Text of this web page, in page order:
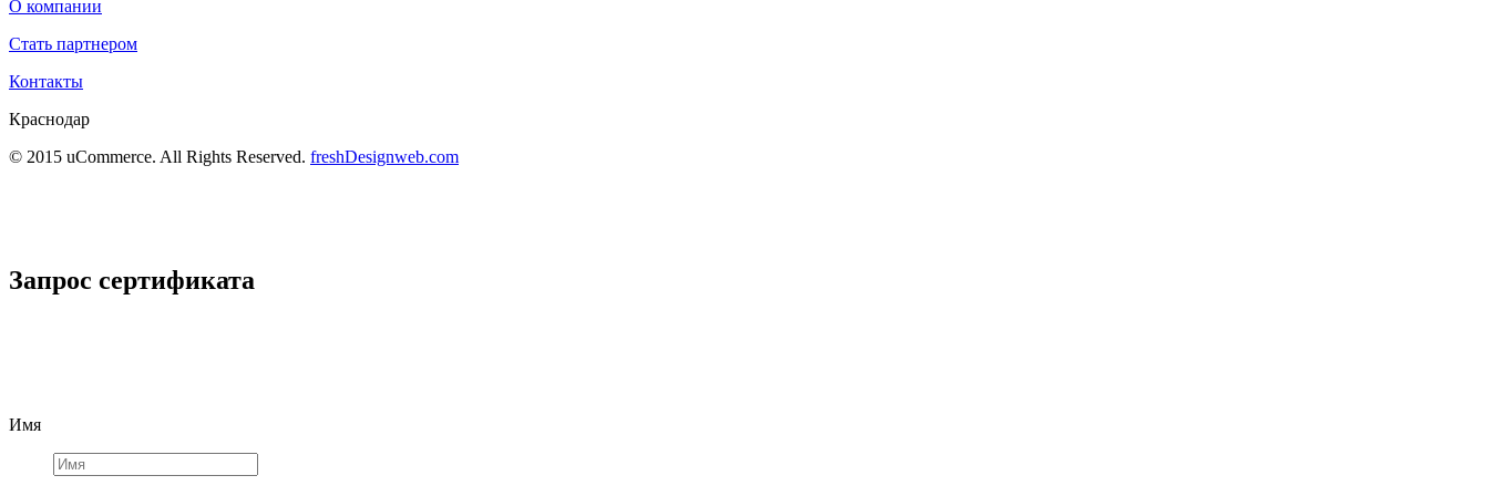
О компании
Стать партнером
Контакты
Краснодар
© 2015 uCommerce. All Rights Reserved. freshDesignweb.com
Запрос сертификата
Имя